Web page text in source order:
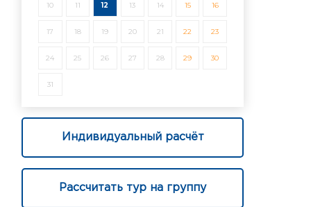
10 11 12 13 14 15 16
17 18 19 20 21 22 23
24 25 26 27 28 29 30
31
Индивидуальный расчёт
Рассчитать тур на группу